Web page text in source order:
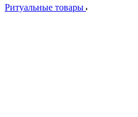
Ритуальные товары